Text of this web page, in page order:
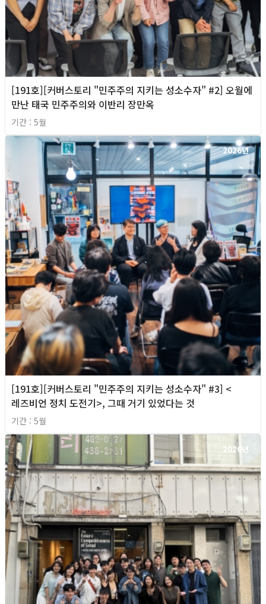
[191호][커버스토리 "민주주의 지키는 성소수자" #2] 오월에
만난 태국 민주주의와 이반리 장만옥
기간 : 5월
2026년
[191호][커버스토리 "민주주의 지키는 성소수자" #3] <
레즈비언 정치 도전기>, 그때 거기 있었다는 것
기간 : 5월
2026년